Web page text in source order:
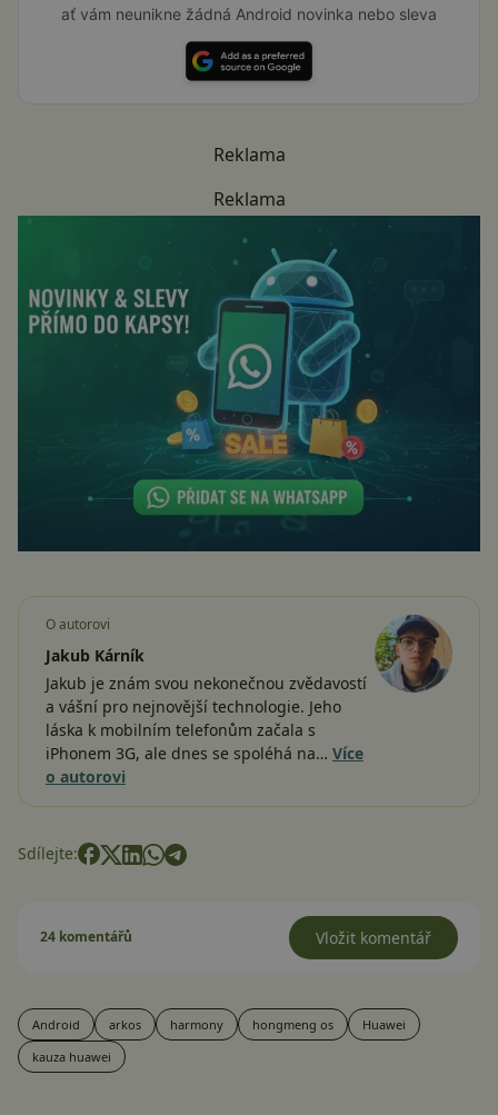
ať vám neunikne žádná Android novinka nebo sleva
Reklama
Reklama
O autorovi
Jakub Kárník
Jakub je znám svou nekonečnou zvědavostí
a vášní pro nejnovější technologie. Jeho
láska k mobilním telefonům začala s
iPhonem 3G, ale dnes se spoléhá na… Více
o autorovi
Sdílejte:
24 komentářů Vložit komentář
Android arkos harmony hongmeng os
Huawei
kauza huawei